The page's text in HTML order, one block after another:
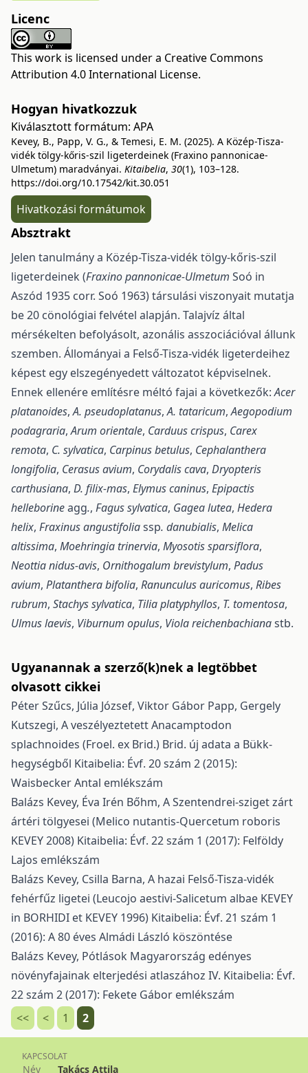
Licenc
This work is licensed under a Creative Commons
Attribution 4.0 International License.
Hogyan hivatkozzuk
Kiválasztott formátum: APA
Kevey, B., Papp, V. G., & Temesi, E. M. (2025). A Közép-Tisza-
vidék tölgy-kőris-szil ligeterdeinek (Fraxino pannonicae-
Ulmetum) maradványai. Kitaibelia, 30(1), 103–128.
https://doi.org/10.17542/kit.30.051
Hivatkozási formátumok
Absztrakt
Jelen tanulmány a Közép-Tisza-vidék tölgy-kőris-szil
ligeterdeinek (Fraxino panno­nicae-Ulmetum Soó in
Aszód 1935 corr. Soó 1963) társulási viszonyait mutatja
be 20 cönológiai felvétel alapján. Talajvíz által
mérsékelten befolyásolt, azonális asszociációval állunk
szemben. Állományai a Felső-Tisza-vidék ligeterdeihez
képest egy elszegényedett változatot képviselnek.
Ennek ellenére emlí­tésre méltó fajai a következők:Acer
platanoides,A. pseudoplatanus,A. tataricum,Aegopodium
po­dagraria,Arum orientale, Carduus crispus, Carex
remota, C. sylvatica, Carpinus betulus, Cephalanthera
longifolia, Cerasus avium, Corydalis cava, Dryopteris
carthusiana, D. filix-mas, Elymus caninus, Epipactis
helleborineagg., Fagus sylvatica, Gagea lutea, Hedera
helix, Fraxinus angustifoliassp. danubialis, Melica
altissima, Moehringia trinervia, Myosotis sparsiflora,
Neottia nidus-avis, Ornithogalum brevistylum, Padus
avium, Platanthera bifolia, Ranunculus auricomus, Ribes
rubrum, Stachys sylvatica, Tilia platyphyllos, T. tomentosa,
Ulmus laevis, Viburnum opulus, Viola reichenbachianastb.
Ugyanannak a szerző(k)nek a legtöbbet
olvasott cikkei
Péter Szűcs, Júlia József, Viktor Gábor Papp, Gergely
Kutszegi, A veszélyeztetett Anacamptodon
splachnoides (Froel. ex Brid.) Brid. új adata a Bükk-
hegységből Kitaibelia: Évf. 20 szám 2 (2015):
Waisbecker Antal emlékszám
Balázs Kevey, Éva Irén Bőhm, A Szentendrei-sziget zárt
ártéri tölgyesei (Melico nutantis-Quercetum roboris
KEVEY 2008) Kitaibelia: Évf. 22 szám 1 (2017): Felföldy
Lajos emlékszám
Balázs Kevey, Csilla Barna, A hazai Felső-Tisza-vidék
fehérfűz ligetei (Leucojo aestivi-Salicetum albae KEVEY
in BORHIDI et KEVEY 1996) Kitaibelia: Évf. 21 szám 1
(2016): A 80 éves Almádi László köszöntése
Balázs Kevey, Pótlások Magyarország edényes
növényfajainak elterjedési atlaszához IV. Kitaibelia: Évf.
22 szám 2 (2017): Fekete Gábor emlékszám
<<
< 1 2
KAPCSOLAT
Név Takács Attila